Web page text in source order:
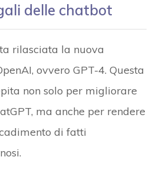
delle chatbot
rilasciata la nuova
ovvero GPT-4. Questa
non solo per migliorare
ma anche per rendere
di fatti